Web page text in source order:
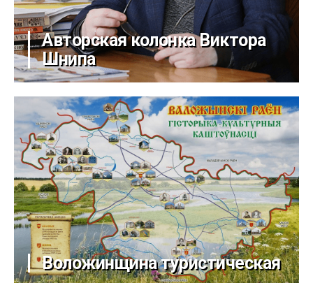
Авторская колонка Виктора
Шнипа
Воложинщина туристическая